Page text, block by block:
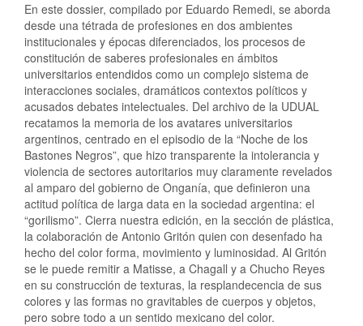
En este dossier, compilado por Eduardo Remedi, se aborda
desde una tétrada de profesiones en dos ambientes
institucionales y épocas diferenciados, los procesos de
constitución de saberes profesionales en ámbitos
universitarios entendidos como un complejo sistema de
interacciones sociales, dramáticos contextos políticos y
acusados debates intelectuales. Del archivo de la UDUAL
recatamos la memoria de los avatares universitarios
argentinos, centrado en el episodio de la “Noche de los
Bastones Negros”, que hizo transparente la intolerancia y
violencia de sectores autoritarios muy claramente revelados
al amparo del gobierno de Onganía, que definieron una
actitud política de larga data en la sociedad argentina: el
“gorilismo”. Cierra nuestra edición, en la sección de plástica,
la colaboración de Antonio Gritón quien con desenfado ha
hecho del color forma, movimiento y luminosidad. Al Gritón
se le puede remitir a Matisse, a Chagall y a Chucho Reyes
en su construcción de texturas, la resplandecencia de sus
colores y las formas no gravitables de cuerpos y objetos,
pero sobre todo a un sentido mexicano del color.